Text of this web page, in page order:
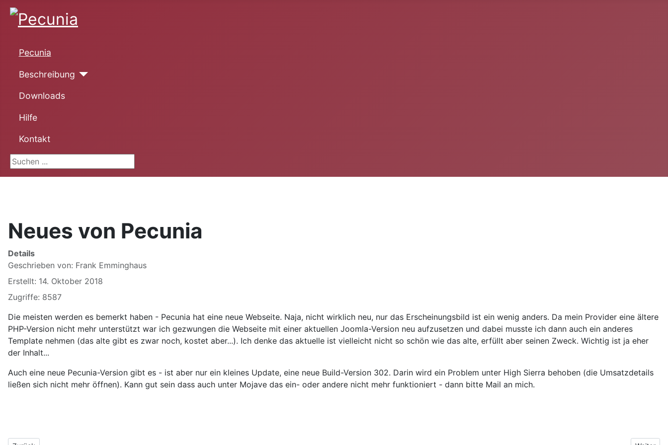
Pecunia
Beschreibung
Downloads
Hilfe
Kontakt
Suchen ...
Neues von Pecunia
Details
Geschrieben von: Frank Emminghaus
Erstellt: 14. Oktober 2018
Zugriffe: 8587
Die meisten werden es bemerkt haben - Pecunia hat eine neue Webseite. Naja, nicht wirklich neu, nur das Erscheinungsbild ist ein wenig anders. Da mein Provider eine ältere
PHP-Version nicht mehr unterstützt war ich gezwungen die Webseite mit einer aktuellen Joomla-Version neu aufzusetzen und dabei musste ich dann auch ein anderes
Template nehmen (das alte gibt es zwar noch, kostet aber...). Ich denke das aktuelle ist vielleicht nicht so schön wie das alte, erfüllt aber seinen Zweck. Wichtig ist ja eher
der Inhalt...
Auch eine neue Pecunia-Version gibt es - ist aber nur ein kleines Update, eine neue Build-Version 302. Darin wird ein Problem unter High Sierra behoben (die Umsatzdetails
ließen sich nicht mehr öffnen). Kann gut sein dass auch unter Mojave das ein- oder andere nicht mehr funktioniert - dann bitte Mail an mich.